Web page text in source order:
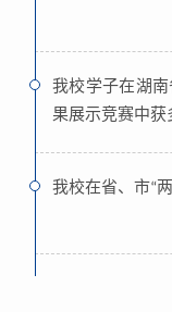
我校学子在湖
果展示竞赛中获
我校在省、市“